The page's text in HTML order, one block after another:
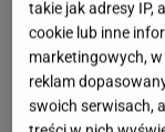
porannych.
takie jak adresy IP,
cookie lub inne
marketingowych,
reklam
swoich serwisach,